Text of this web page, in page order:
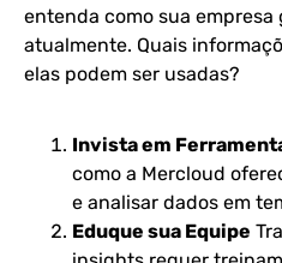
entenda como sua
atualmente. Quais
elas podem ser usadas?
Invista em
como a Mercloud
e analisar dados em
Eduque sua Equipe